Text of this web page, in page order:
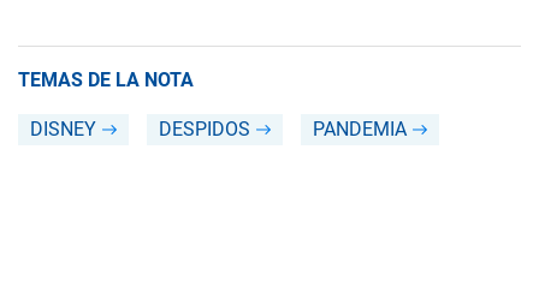
TEMAS DE LA NOTA
DISNEY DESPIDOS PANDEMIA